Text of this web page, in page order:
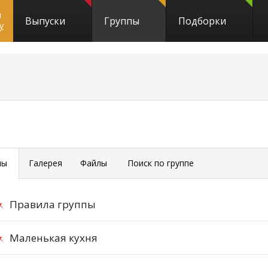
Выпуски Группы Подборки
Галерея Файлы Поиск по группе
Правила группы
Маленькая кухня